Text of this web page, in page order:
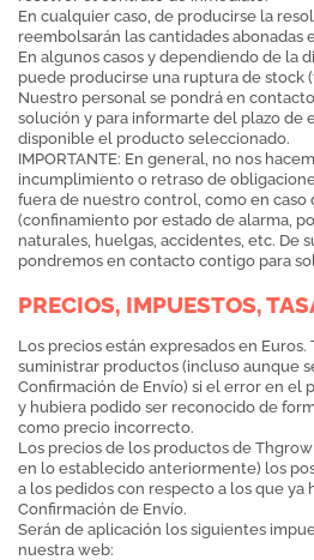
En cualquier caso, de producirse la
reembolsarán las cantidades abonadas
En algunos casos y dependiendo de la
puede producirse una ruptura de stock
Nuestro personal se pondrá en
solución y para informarte del plazo de
disponible el producto seleccionado.
IMPORTANTE: En general, no nos
incumplimiento o retraso de
fuera de nuestro control, como en caso
(confinamiento por estado de alarma,
naturales, huelgas, accidentes, etc. De
pondremos en contacto contigo para
PRECIOS, IMPUESTOS,
Los precios están expresados en
suministrar productos (incluso aunque
Confirmación de Envío) si el error en el
y hubiera podido ser reconocido de
como precio incorrecto.
Los precios de los productos de
en lo establecido anteriormente) los
a los pedidos con respecto a los que ya
Confirmación de Envío.
Serán de aplicación los siguientes
nuestra web: